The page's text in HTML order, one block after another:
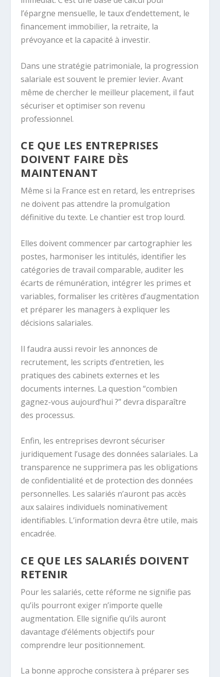
l’épargne mensuelle, le taux d’endettement, le
financement immobilier, la retraite, la
prévoyance et la capacité à investir.
Dans une stratégie patrimoniale, la progression
salariale est souvent le premier levier. Avant
même de chercher le meilleur placement, il faut
sécuriser et optimiser son revenu
professionnel.
CE QUE LES ENTREPRISES
DOIVENT FAIRE DÈS
MAINTENANT
Même si la France est en retard, les entreprises
ne doivent pas attendre la promulgation
définitive du texte. Le chantier est trop lourd.
Elles doivent commencer par cartographier les
postes, harmoniser les intitulés, identifier les
catégories de travail comparable, auditer les
écarts de rémunération, intégrer les primes et
variables, formaliser les critères d’augmentation
et préparer les managers à expliquer les
décisions salariales.
Il faudra aussi revoir les annonces de
recrutement, les scripts d’entretien, les
pratiques des cabinets externes et les
documents internes. La question “combien
gagnez-vous aujourd’hui ?” devra disparaître
des processus.
Enfin, les entreprises devront sécuriser
juridiquement l’usage des données salariales. La
transparence ne supprimera pas les obligations
de confidentialité et de protection des données
personnelles. Les salariés n’auront pas accès
aux salaires individuels nominativement
identifiables. L’information devra être utile, mais
encadrée.
CE QUE LES SALARIÉS DOIVENT
RETENIR
Pour les salariés, cette réforme ne signifie pas
qu’ils pourront exiger n’importe quelle
augmentation. Elle signifie qu’ils auront
davantage d’éléments objectifs pour
comprendre leur positionnement.
La bonne approche consistera à préparer ses